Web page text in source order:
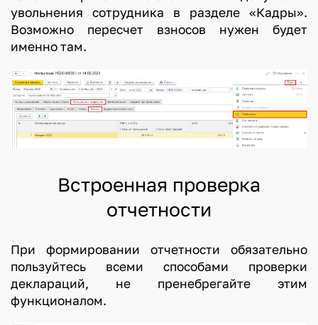
увольнения сотрудника в разделе «Кадры».
Возможно пересчет взносов нужен будет
именно там.
Встроенная проверка
отчетности
При формировании отчетности обязательно
пользуйтесь всеми способами проверки
деклараций, не пренебрегайте этим
функционалом.